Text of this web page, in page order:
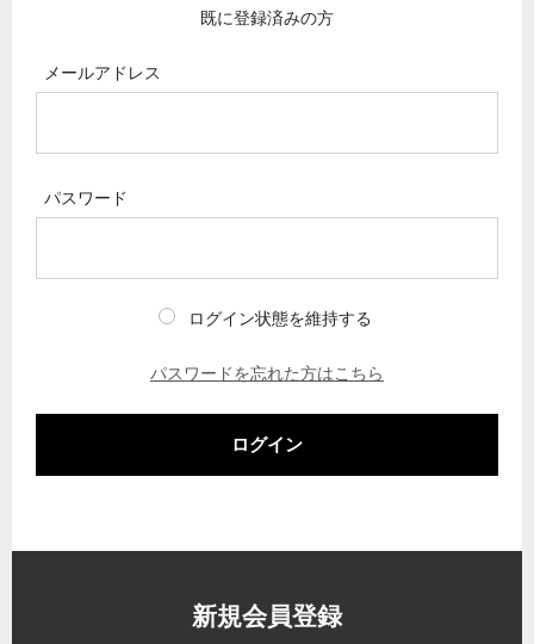
既に登録済みの方
メールアドレス
パスワード
ログイン状態を維持する
パスワードを忘れた方はこちら
ログイン
新規会員登録